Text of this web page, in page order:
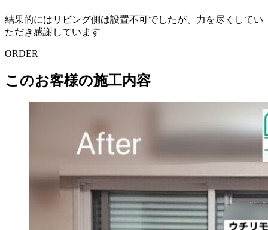
結果的にはリビング側は設置不可でしたが、力を尽くしてい
ただき感謝しています
ORDER
このお客様の施工内容